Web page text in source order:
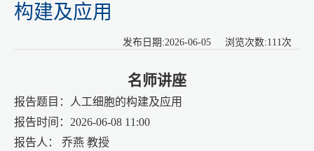
构建及应用
发布日期:2026-06-05 浏览次数:111 次
名师讲座
报告题目：人工细胞的构建及应用
报告时间： 2026-06-08 11:00
报告人：
乔燕 教授